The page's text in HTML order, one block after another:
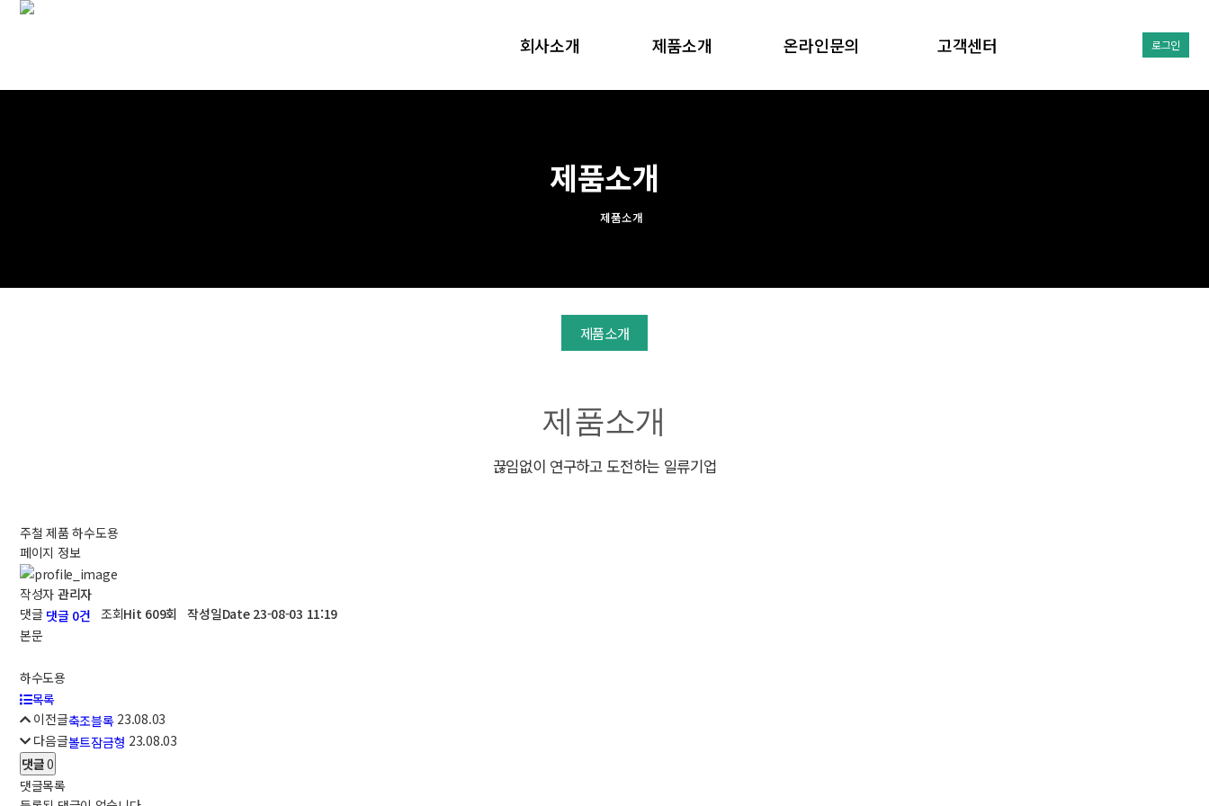
회사소개 제품소개 온라인문의 고객센터 로그인
제품소개
제품소개
제품소개
제품소개
끊임없이 연구하고 도전하는 일류기업
주철 제품 하수도용
페이지 정보
작성자 관리자
댓글댓글 0건 조회Hit 609회 작성일Date 23-08-03 11:19
본문
하수도용
목록
이전글축조블록 23.08.03
다음글볼트잠금형 23.08.03
댓글0
댓글목록